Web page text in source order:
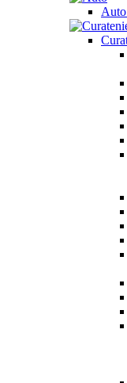
Auto